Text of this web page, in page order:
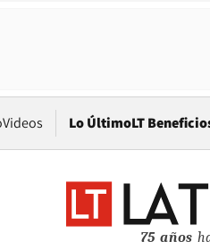
Videos Lo ÚltimoLT
75 años